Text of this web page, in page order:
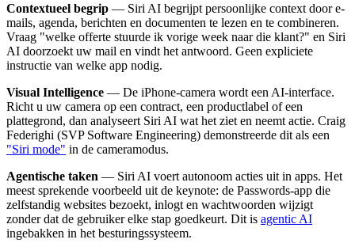
Contextueel begrip — Siri AI begrijpt persoonlijke context door e-
mails, agenda, berichten en documenten te lezen en te combineren.
Vraag "welke offerte stuurde ik vorige week naar die klant?" en Siri
AI doorzoekt uw mail en vindt het antwoord. Geen expliciete
instructie van welke app nodig.
Visual Intelligence — De iPhone-camera wordt een AI-interface.
Richt u uw camera op een contract, een productlabel of een
plattegrond, dan analyseert Siri AI wat het ziet en neemt actie. Craig
Federighi (SVP Software Engineering) demonstreerde dit als een
"Siri mode" in de cameramodus.
Agentische taken — Siri AI voert autonoom acties uit in apps. Het
meest sprekende voorbeeld uit de keynote: de Passwords-app die
zelfstandig websites bezoekt, inlogt en wachtwoorden wijzigt
zonder dat de gebruiker elke stap goedkeurt. Dit is agentic AI
ingebakken in het besturingssysteem.